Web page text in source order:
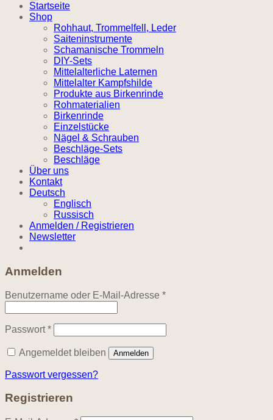
Startseite
Shop
Rohhaut, Trommelfell, Leder
Saiteninstrumente
Schamanische Trommeln
DIY-Sets
Mittelalterliche Laternen
Mittelalter Kampfshilde
Produkte aus Birkenrinde
Rohmaterialien
Birkenrinde
Einzelstücke
Nägel & Schrauben
Beschläge-Sets
Beschläge
Über uns
Kontakt
Deutsch
Englisch
Russisch
Anmelden / Registrieren
Newsletter
Anmelden
Benutzername oder E-Mail-Adresse *Erforderlich
Passwort*Erforderlich
Angemeldet bleiben Anmelden
Passwort vergessen?
Registrieren